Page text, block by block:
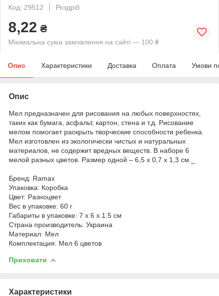
Код: 29512
Роздріб
8,22 ₴
Мінімальна сума замовлення на сайті — 100 ₴
Опис Характеристики Доставка Оплата Умови
Опис
Мел предназначен для рисования на любых поверхностях,
таких как бумага, асфальт, картон, стена и т.д. Рисование
мелом помогает раскрыть творческие способности ребенка.
Мел изготовлен из экологически чистых и натуральных
материалов, не содержит вредных веществ. В наборе 6
мелой разных цветов. Размер одной – 6,5 х 0,7 х 1,3 см._
Бренд: Ramax
Упаковка: Коробка
Цвет: Разноцвет
Вес в упаковке: 60 г
Габариты в упаковке: 7 x 6 x 1.5 см
Cтрана производитель: Украина
Материал: Мел
Комплектация: Мел 6 цветов
Приховати
Характеристики